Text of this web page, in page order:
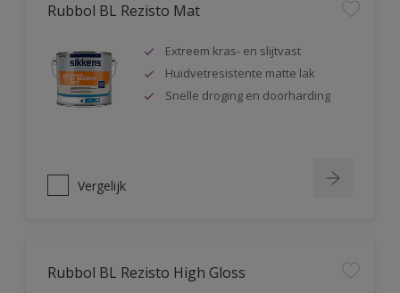
Rubbol BL Rezisto Mat
Extreem kras- en slijtvast
Huidvetresistente matte lak
Snelle droging en doorharding
Vergelijk
Rubbol BL Rezisto High Gloss